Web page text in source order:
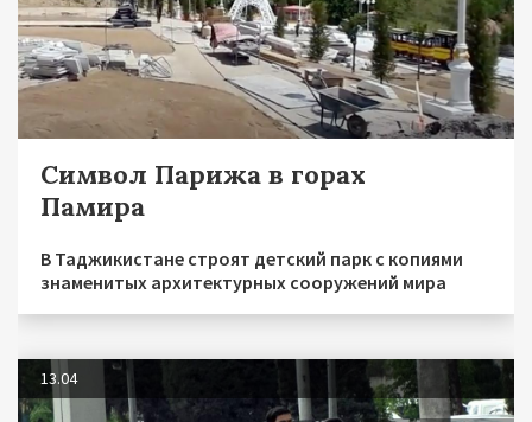
Символ Парижа в горах
Памира
В Таджикистане строят детский парк с копиями
знаменитых архитектурных сооружений мира
13.04